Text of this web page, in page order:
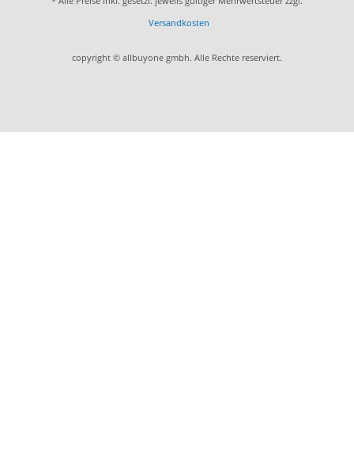
Versandkosten
copyright © allbuyone gmbh. Alle Rechte reserviert.